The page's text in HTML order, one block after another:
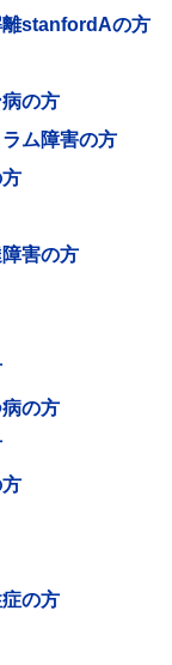
stanfordAの方
の方
ム障害の方
害の方
の方
の方